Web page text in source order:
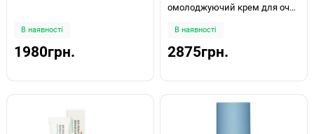
В наявності
1980грн.
омолоджуючий крем для очей
Cream 25мл
В наявності
2875грн.